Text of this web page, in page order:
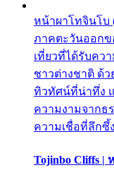
หน้าผาโทจินโบ
ภาคตะวันออกข
เที่ยวที่ได้รับคว
ชาวต่างชาติ ด้
ทิวทัศน์ที่น่าทึ่ง
ความงามจากธ
ความเชื่อที่ลึกซึ้
Tojinbo Cliffs |